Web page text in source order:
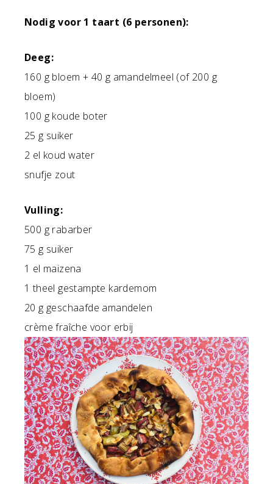
Nodig voor 1 taart (6 personen):
Deeg:
160 g bloem + 40 g amandelmeel (of 200 g
bloem)
100 g koude boter
25 g suiker
2 el koud water
snufje zout
Vulling:
500 g rabarber
75 g suiker
1 el maizena
1 theel gestampte kardemom
20 g geschaafde amandelen
crème fraîche voor erbij